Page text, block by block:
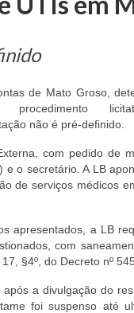
de Mato Groso,
procedimento
não é pré-definido.
com pedido de
o secretário. A LB
de serviços médicos
apresentados, a LB
com
§4º, do Decreto nº
a divulgação do
foi suspenso até